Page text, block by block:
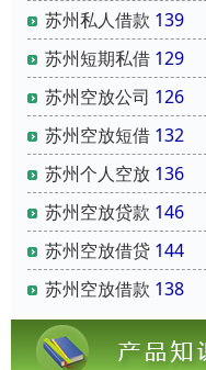
苏州私人借款 139
苏州短期私借 129
苏州空放公司 126
苏州空放短借 132
苏州个人空放 136
苏州空放贷款 146
苏州空放借贷 144
苏州空放借款 138